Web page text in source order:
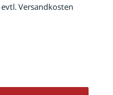
evtl.Versandkosten